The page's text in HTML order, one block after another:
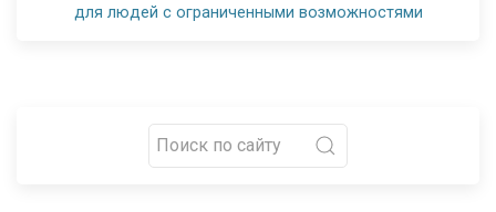
для людей с ограниченными возможностями